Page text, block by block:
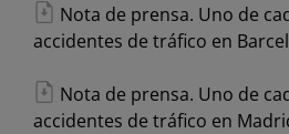
Nota de prensa. Uno de
accidentes de tráfico en
Nota de prensa. Uno de
accidentes de tráfico en